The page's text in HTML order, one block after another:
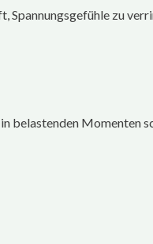
zu
belastenden Momenten